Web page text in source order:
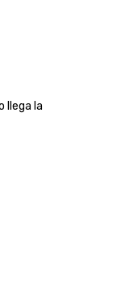
llega la